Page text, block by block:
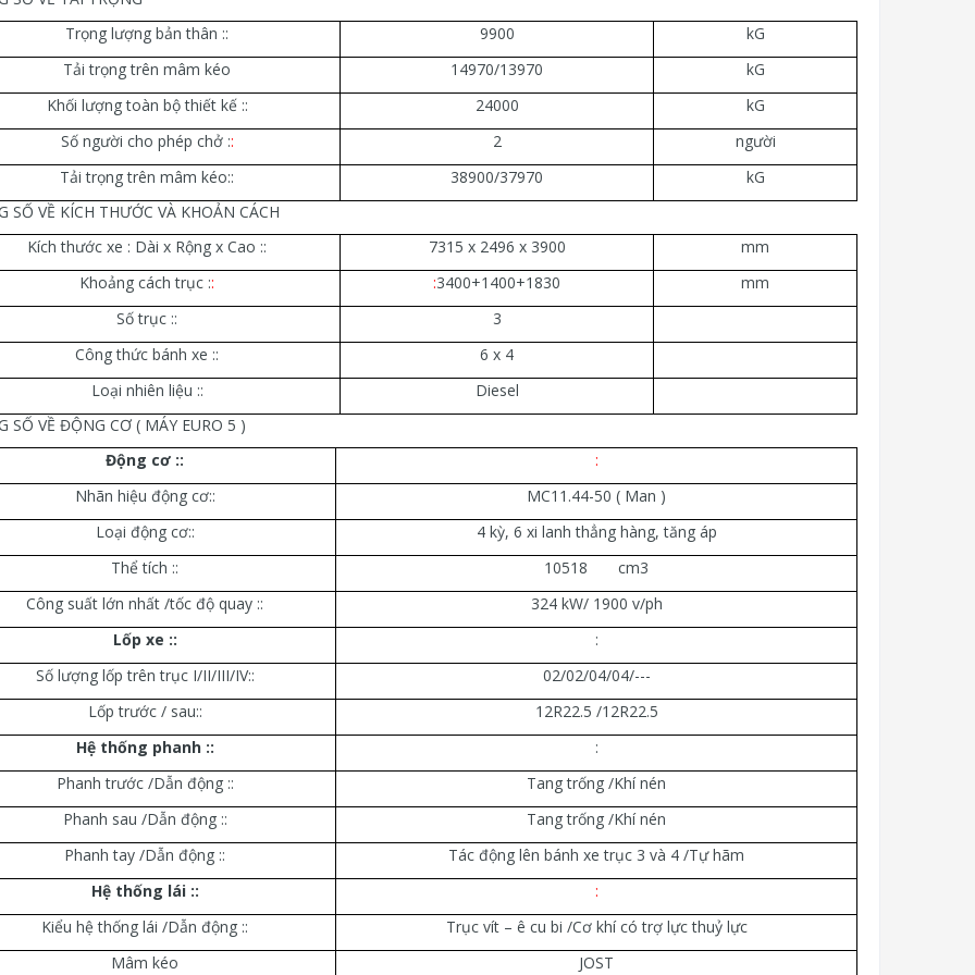
Trọng lượng bản thân ::
9900
kG
Tải trọng trên mâm kéo
14970/13970
kG
Khối lượng toàn bộ thiết kế ::
24000
kG
Số người cho phép chở :: 2
người
Tải trọng trên mâm kéo::
38900/37970
kG
SỐ VỀ KÍCH THƯỚC VÀ KHOẢN CÁCH
Kích thước xe : Dài x Rộng x Cao ::
7315 x 2496 x 3900
mm
Khoảng cách trục :: :3400+1400+1830
mm
Số trục ::
3
Công thức bánh xe ::
6 x 4
Loại nhiên liệu ::
Diesel
SỐ VỀ ĐỘNG CƠ ( MÁY EURO 5 )
Động cơ ::
:
Nhãn hiệu động cơ::
MC11.44-50 ( Man )
Loại động cơ::
4 kỳ, 6 xi lanh thẳng hàng, tăng áp
Thể tích ::
10518 cm3
Công suất lớn nhất /tốc độ quay ::
324 kW/ 1900 v/ph
Lốp xe ::
:
Số lượng lốp trên trục I/II/III/IV::
02/02/04/04/---
Lốp trước / sau::
12R22.5 /12R22.5
Hệ thống phanh ::
:
Phanh trước /Dẫn động ::
Tang trống /Khí nén
Phanh sau /Dẫn động ::
Tang trống /Khí nén
Phanh tay /Dẫn động ::
Tác động lên bánh xe trục 3 và 4 /Tự hãm
Hệ thống lái ::
:
Kiểu hệ thống lái /Dẫn động ::
Trục vít – ê cu bi /Cơ khí có trợ lực thuỷ lực
Mâm kéo
JOST